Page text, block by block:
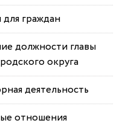
граждан
должности главы
округа
деятельность
отношения